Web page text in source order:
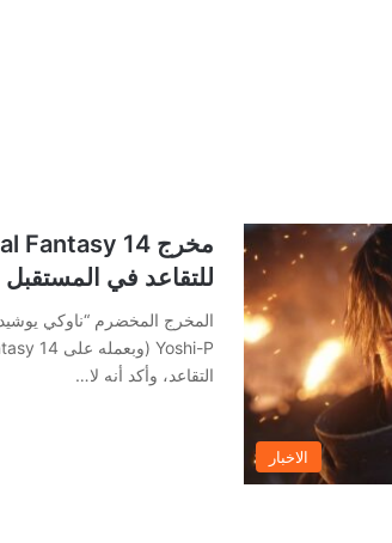
الاخبار
للتقاعد في
المخرج المخضرم “ناوكي
التقاعد، وأكد أنه لا…